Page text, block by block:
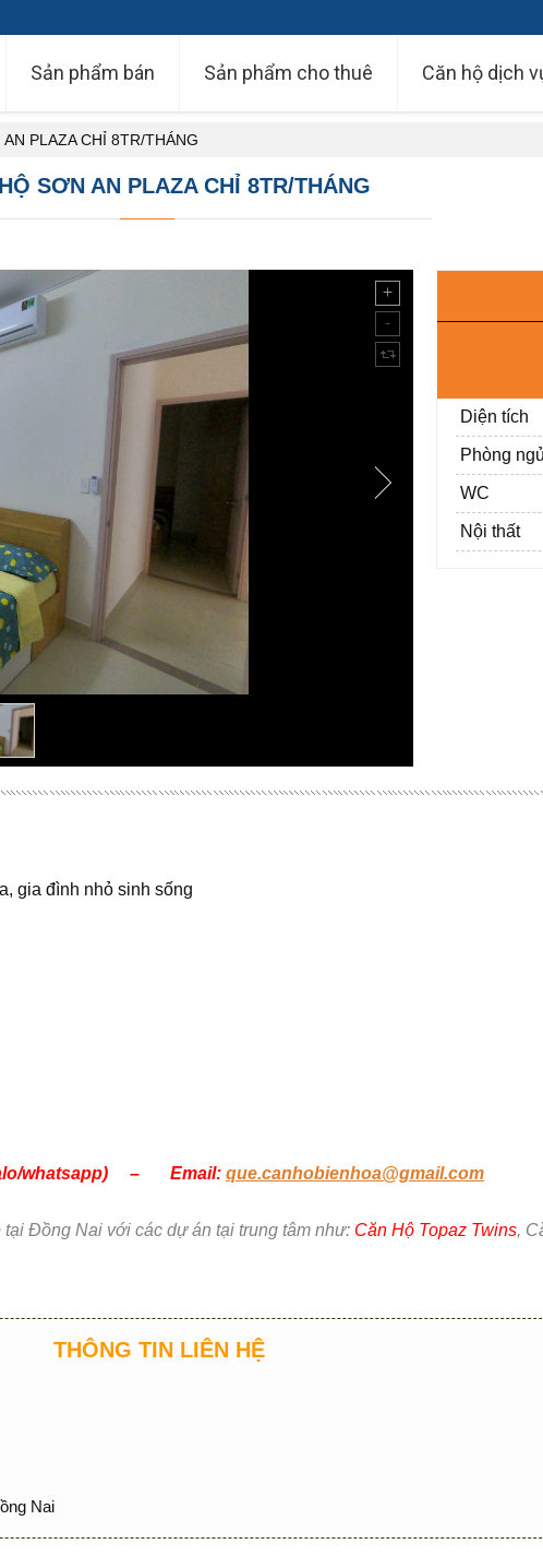
Sản phẩm bán Sản phẩm cho thuê Căn hộ dịch
PLAZA CHỈ 8TR/THÁNG
SƠN AN PLAZA CHỈ 8TR/THÁNG
Diện tích
Phòng ngủ
WC
Nội thất
gia đình nhỏ sinh sống
zalo/whatsapp) – Email: que.canhobienhoa@gmail.com
Đồng Nai với các dự án tại trung tâm như: Căn Hộ Topaz Twins,
THÔNG TIN LIÊN HỆ
Nai